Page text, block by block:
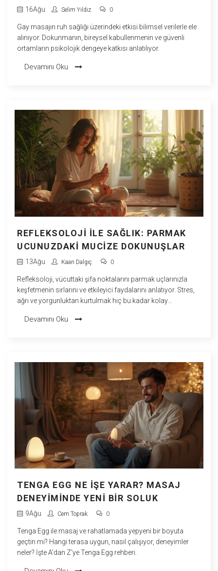
ETKILER
16Ağu Selim Yıldız 0
Gay masajın ruh sağlığı üzerindeki etkisi bilimsel verilerle ele
alınıyor. Dokunmanın, bireysel kabullenmenin ve güvenli
ortamların psikolojik dengeye katkısı anlatılıyor.
Devamını Oku
REFLEKSOLOJI ILE SAĞLIK: PARMAK
UCUNUZDAKI MUCIZE DOKUNUŞLAR
13Ağu Kaan Dalgıç 0
Refleksoloji, vücuttaki şifa noktalarını parmak uçlarınızla
keşfetmenin sırlarını ve etkileyici faydalarını anlatıyor. Stres,
ağrı ve yorgunluktan kurtulmak hiç bu kadar kolay
Devamını Oku
TENGA EGG NE İŞE YARAR? MASAJ
DENEYIMINDE YENI BIR SOLUK
9Ağu Cem Toprak 0
Tenga Egg ile masaj ve rahatlamada yepyeni bir boyuta
geçtin mi? Hangi terasa uygun, nasıl çalışıyor, deneyimler
neler? İşte A'dan Z'ye Tenga Egg rehberi.